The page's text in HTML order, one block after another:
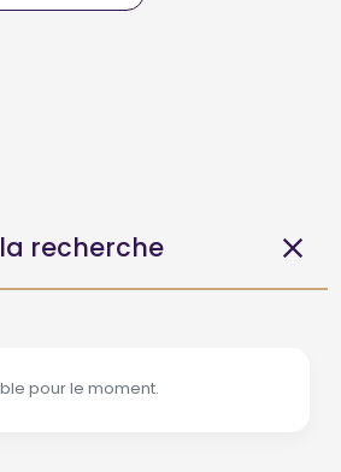
recherche
pour le moment.